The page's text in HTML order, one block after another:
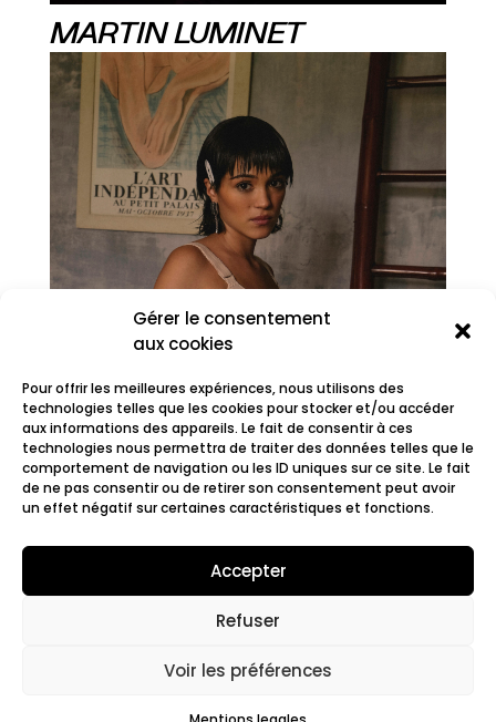
Gérer le consentement
aux cookies
Pour offrir les meilleures expériences, nous utilisons des
technologies telles que les cookies pour stocker et/ou accéder
aux informations des appareils. Le fait de consentir à ces
technologies nous permettra de traiter des données telles que le
comportement de navigation ou les ID uniques sur ce site. Le fait
de ne pas consentir ou de retirer son consentement peut avoir
un effet négatif sur certaines caractéristiques et fonctions.
Accepter
Refuser
Voir les préférences
MARTIN LUMINET
MYRA
Mentions légales. Cookies